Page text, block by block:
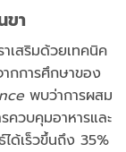
ขา
เสริมด้วยเทคนิค
กการศึกษาของ
พบว่าการผสม
ควบคุมอาหารและ
ได้เร็วขึ้นถึง 35%